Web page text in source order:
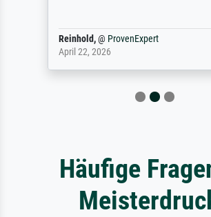
Reinhold,@ ProvenExpert
April 22, 2026
Häufige